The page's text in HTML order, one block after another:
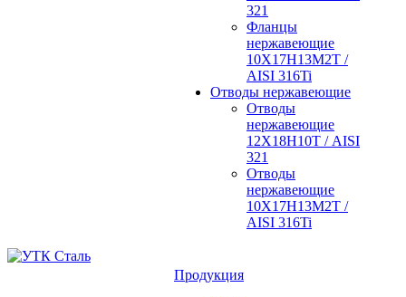
321
Фланцы
нержавеющие
10Х17Н13М2Т /
AISI 316Ti
Отводы нержавеющие
Отводы
нержавеющие
12Х18Н10Т / AISI
321
Отводы
нержавеющие
10Х17Н13М2Т /
AISI 316Ti
Продукция